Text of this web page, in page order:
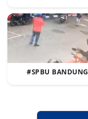
#SPBU BANDUNG